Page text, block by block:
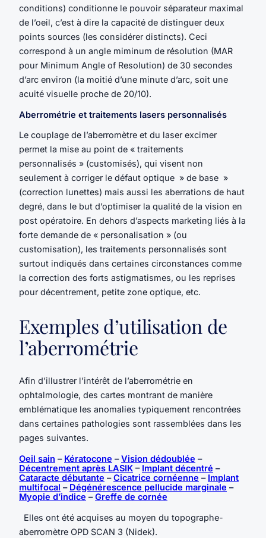
conditions) conditionne le pouvoir séparateur maximal
de l’oeil, c’est à dire la capacité de distinguer deux
points sources (les considérer distincts). Ceci
correspond à un angle miminum de résolution (MAR
pour Minimum Angle of Resolution) de 30 secondes
d’arc environ (la moitié d’une minute d’arc, soit une
acuité visuelle proche de 20/10).
Aberrométrie et traitements lasers personnalisés
Le couplage de l’aberromètre et du laser excimer
permet la mise au point de « traitements
personnalisés » (customisés), qui visent non
seulement à corriger le défaut optique » de base »
(correction lunettes) mais aussi les aberrations de haut
degré, dans le but d’optimiser la qualité de la vision en
post opératoire. En dehors d’aspects marketing liés à la
forte demande de « personalisation » (ou
customisation), les traitements personnalisés sont
surtout indiqués dans certaines circonstances comme
la correction des forts astigmatismes, ou les reprises
pour décentrement, petite zone optique, etc.
Exemples d’utilisation de
l’aberrométrie
Afin d’illustrer l’intérêt de l’aberrométrie en
ophtalmologie, des cartes montrant de manière
emblématique les anomalies typiquement rencontrées
dans certaines pathologies sont rassemblées dans les
pages suivantes.
Oeil sain – Kératocone –Vision dédoublée –
Décentrement après LASIK – Implant décentré –
Cataracte débutante –Cicatrice cornéenne – Implant
multifocal – Dégénérescence pellucide marginale –
Myopie d’indice –Greffe de cornée
Elles ont été acquises au moyen du topographe-
aberromètre OPD SCAN 3 (Nidek).